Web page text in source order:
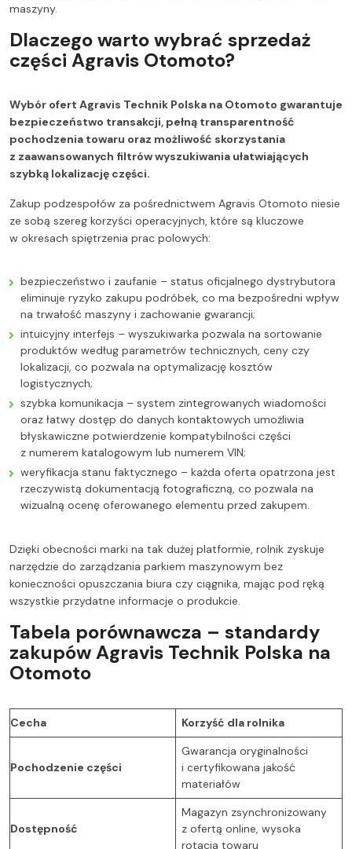
maszyny.
Dlaczego warto wybrać sprzedaż
części Agravis Otomoto?
Wybór ofert Agravis Technik Polska na Otomoto gwarantuje
bezpieczeństwo transakcji, pełną transparentność
pochodzenia towaru oraz możliwość skorzystania
z zaawansowanych filtrów wyszukiwania ułatwiających
szybką lokalizację części.
Zakup podzespołów za pośrednictwem Agravis Otomoto niesie
ze sobą szereg korzyści operacyjnych, które są kluczowe
w okresach spiętrzenia prac polowych:
bezpieczeństwo i zaufanie – status oficjalnego dystrybutora
eliminuje ryzyko zakupu podróbek, co ma bezpośredni wpływ
na trwałość maszyny i zachowanie gwarancji;
intuicyjny interfejs – wyszukiwarka pozwala na sortowanie
produktów według parametrów technicznych, ceny czy
lokalizacji, co pozwala na optymalizację kosztów
logistycznych;
szybka komunikacja – system zintegrowanych wiadomości
oraz łatwy dostęp do danych kontaktowych umożliwia
błyskawiczne potwierdzenie kompatybilności części
z numerem katalogowym lub numerem VIN;
weryfikacja stanu faktycznego – każda oferta opatrzona jest
rzeczywistą dokumentacją fotograficzną, co pozwala na
wizualną ocenę oferowanego elementu przed zakupem.
Dzięki obecności marki na tak dużej platformie, rolnik zyskuje
narzędzie do zarządzania parkiem maszynowym bez
konieczności opuszczania biura czy ciągnika, mając pod ręką
wszystkie przydatne informacje o produkcie.
Tabela porównawcza – standardy
zakupów Agravis Technik Polska na
Otomoto
Cecha Korzyść dla rolnika
Pochodzenie części
Gwarancja oryginalności
i certyfikowana jakość
materiałów
Dostępność
Magazyn zsynchronizowany
z ofertą online, wysoka
rotacja towaru